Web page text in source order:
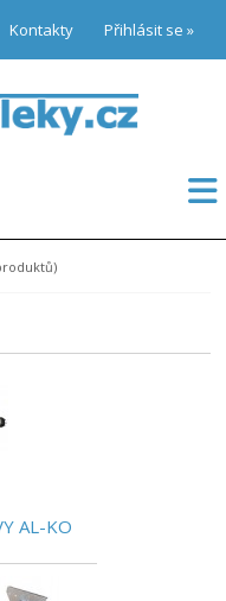
AL-KO
Přihlásit se »
Kontakty